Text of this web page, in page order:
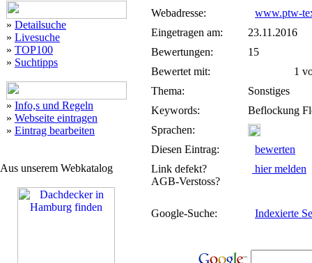
» Detailsuche
» Livesuche
» TOP100
» Suchtipps
» Info,s und Regeln
» Webseite eintragen
» Eintrag bearbeiten
Aus unserem Webkatalog
Webadresse:
www.ptw-
Eingetragen am:
23.11.2016
Bewertungen:
15
Bewertet mit:
1
Thema:
Sonstiges
Keywords:
Beflockung
Sprachen:
Diesen Eintrag:
bewerten
Link defekt?
AGB-Verstoss?
hier melden
Google-Suche: Indexierte